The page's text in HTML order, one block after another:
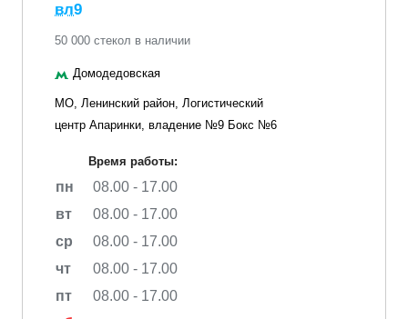
вл9
50 000 стекол в наличии
Домодедовская
МО, Ленинский район, Логистический
центр Апаринки, владение №9 Бокс №6
Время работы:
пн
08.00 - 17.00
вт
08.00 - 17.00
ср
08.00 - 17.00
чт
08.00 - 17.00
пт
08.00 - 17.00